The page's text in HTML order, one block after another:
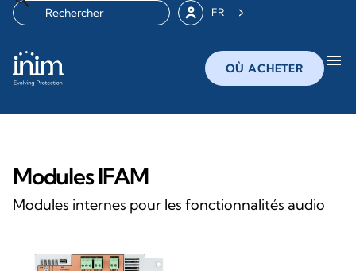
FR
OÙ ACHETER menu
Modules IFAM
Modules internes pour les fonctionnalités audio